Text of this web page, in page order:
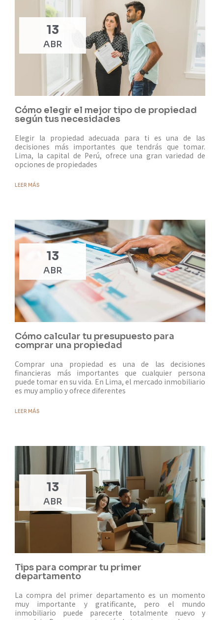
Cómo elegir el mejor tipo de propiedad
según tus necesidades
13
ABR
Elegir la propiedad adecuada para ti es una de las
decisiones más importantes que tendrás que tomar.
Lima, la capital de Perú, ofrece una gran variedad de
opciones de propiedades
LEER MÁS
Cómo calcular tu presupuesto para
comprar una propiedad
13
ABR
Comprar una propiedad es una de las decisiones
financieras más importantes que cualquier persona
puede tomar en su vida. En Lima, el mercado inmobiliario
es muy amplio y ofrece diferentes
LEER MÁS
Tips para comprar tu primer
departamento
13
ABR
La compra del primer departamento es un momento
muy importante y gratificante, pero el mundo
inmobiliario puede parecerte totalmente nuevo y